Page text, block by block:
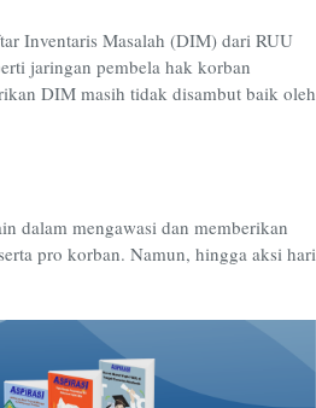
Inventaris Masalah (DIM) dari RUU
jaringan pembela hak korban
DIM masih tidak disambut baik oleh
dalam mengawasi dan memberikan
pro korban. Namun, hingga aksi hari